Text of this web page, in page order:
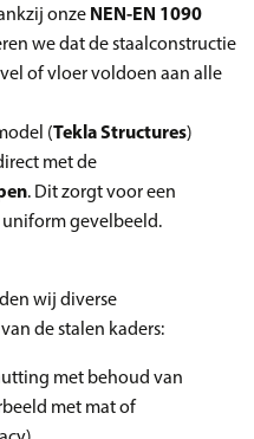
onze NEN-EN 1090
we dat de staalconstructie
of vloer voldoen aan alle
(Tekla Structures)
met de
. Dit zorgt voor een
gevelbeeld.
wij diverse
de stalen kaders:
met behoud van
met mat of